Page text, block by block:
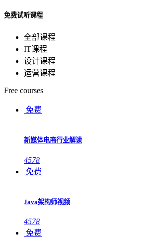
免费试听课程
全部课程
IT课程
设计课程
运营课程
Free courses
免费
新媒体电商行业解读
4578
免费
Java架构师视频
4578
免费